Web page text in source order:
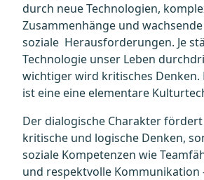
durch neue Technologien,
Zusammenhänge und
soziale Herausforderungen. Je
Technologie unser Leben
wichtiger wird kritisches Denken.
ist eine eine elementare
Der dialogische Charakter
kritische und logische Denken,
soziale Kompetenzen wie
und respektvolle Kommunikation